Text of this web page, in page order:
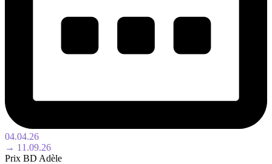
04.04.26
→ 11.09.26
Prix BD Adèle